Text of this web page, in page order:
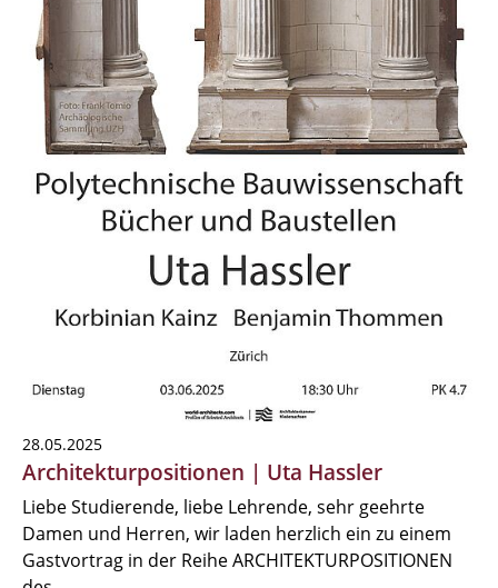
28.05.2025
Architekturpositionen | Uta Hassler
Liebe Studierende, liebe Lehrende, sehr geehrte
Damen und Herren, wir laden herzlich ein zu einem
Gastvortrag in der Reihe ARCHITEKTURPOSITIONEN